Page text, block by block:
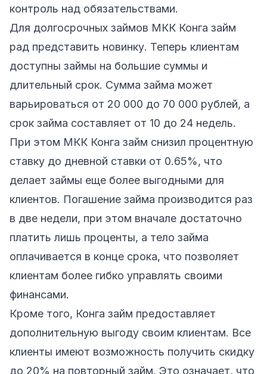
контроль над обязательствами.
Для долгосрочных займов МКК Конга займ
рад представить новинку. Теперь клиентам
доступны займы на большие суммы и
длительный срок. Сумма займа может
варьироваться от 20 000 до 70 000 рублей, а
срок займа составляет от 10 до 24 недель.
При этом МКК Конга займ снизил процентную
ставку до дневной ставки от 0.65%, что
делает займы еще более выгодными для
клиентов. Погашение займа производится раз
в две недели, при этом вначале достаточно
платить лишь проценты, а тело займа
оплачивается в конце срока, что позволяет
клиентам более гибко управлять своими
финансами.
Кроме того, Конга займ предоставляет
дополнительную выгоду своим клиентам. Все
клиенты имеют возможность получить скидку
до 20% на повторный займ. Это означает, что